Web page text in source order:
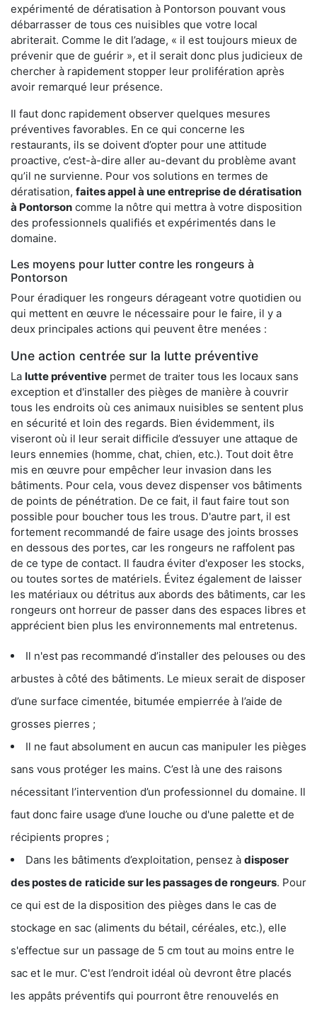
expérimenté de dératisation à Pontorson pouvant vous
débarrasser de tous ces nuisibles que votre local
abriterait. Comme le dit l’adage, « il est toujours mieux de
prévenir que de guérir », et il serait donc plus judicieux de
chercher à rapidement stopper leur prolifération après
avoir remarqué leur présence.
Il faut donc rapidement observer quelques mesures
préventives favorables. En ce qui concerne les
restaurants, ils se doivent d’opter pour une attitude
proactive, c’est-à-dire aller au-devant du problème avant
qu’il ne survienne. Pour vos solutions en termes de
dératisation, faites appel à une entreprise de dératisation
à Pontorson comme la nôtre qui mettra à votre disposition
des professionnels qualifiés et expérimentés dans le
domaine.
Les moyens pour lutter contre les rongeurs à
Pontorson
Pour éradiquer les rongeurs dérageant votre quotidien ou
qui mettent en œuvre le nécessaire pour le faire, il y a
deux principales actions qui peuvent être menées :
Une action centrée sur la lutte préventive
La lutte préventive permet de traiter tous les locaux sans
exception et d'installer des pièges de manière à couvrir
tous les endroits où ces animaux nuisibles se sentent plus
en sécurité et loin des regards. Bien évidemment, ils
viseront où il leur serait difficile d’essuyer une attaque de
leurs ennemies (homme, chat, chien, etc.). Tout doit être
mis en œuvre pour empêcher leur invasion dans les
bâtiments. Pour cela, vous devez dispenser vos bâtiments
de points de pénétration. De ce fait, il faut faire tout son
possible pour boucher tous les trous. D'autre part, il est
fortement recommandé de faire usage des joints brosses
en dessous des portes, car les rongeurs ne raffolent pas
de ce type de contact. Il faudra éviter d'exposer les stocks,
ou toutes sortes de matériels. Évitez également de laisser
les matériaux ou détritus aux abords des bâtiments, car les
rongeurs ont horreur de passer dans des espaces libres et
apprécient bien plus les environnements mal entretenus.
Il n'est pas recommandé d’installer des pelouses ou des
arbustes à côté des bâtiments. Le mieux serait de disposer
d’une surface cimentée, bitumée empierrée à l’aide de
grosses pierres ;
Il ne faut absolument en aucun cas manipuler les pièges
sans vous protéger les mains. C’est là une des raisons
nécessitant l’intervention d’un professionnel du domaine. Il
faut donc faire usage d’une louche ou d'une palette et de
récipients propres ;
Dans les bâtiments d’exploitation, pensez à disposer
des postes de raticide sur les passages de rongeurs. Pour
ce qui est de la disposition des pièges dans le cas de
stockage en sac (aliments du bétail, céréales, etc.), elle
s'effectue sur un passage de 5 cm tout au moins entre le
sac et le mur. C'est l’endroit idéal où devront être placés
les appâts préventifs qui pourront être renouvelés en